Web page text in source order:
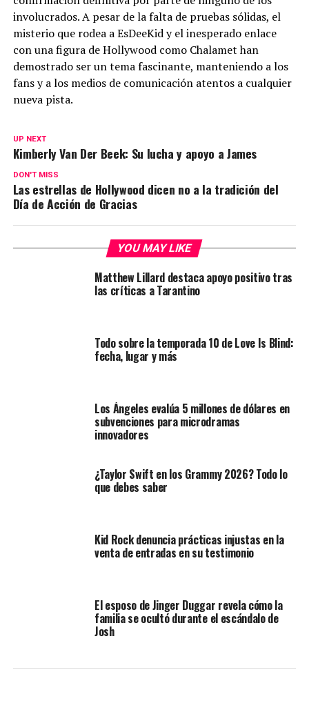
involucrados. A pesar de la falta de pruebas sólidas, el
misterio que rodea a EsDeeKid y el inesperado enlace
con una figura de Hollywood como Chalamet han
demostrado ser un tema fascinante, manteniendo a los
fans y a los medios de comunicación atentos a cualquier
nueva pista.
UP NEXT
Kimberly Van Der Beek: Su lucha y apoyo a James
DON'T MISS
Las estrellas de Hollywood dicen no a la tradición del
Día de Acción de Gracias
YOU MAY LIKE
Matthew Lillard destaca apoyo positivo tras
las críticas a Tarantino
Todo sobre la temporada 10 de Love Is Blind:
fecha, lugar y más
Los Ángeles evalúa 5 millones de dólares en
subvenciones para microdramas
innovadores
¿Taylor Swift en los Grammy 2026? Todo lo
que debes saber
Kid Rock denuncia prácticas injustas en la
venta de entradas en su testimonio
El esposo de Jinger Duggar revela cómo la
familia se ocultó durante el escándalo de
Josh